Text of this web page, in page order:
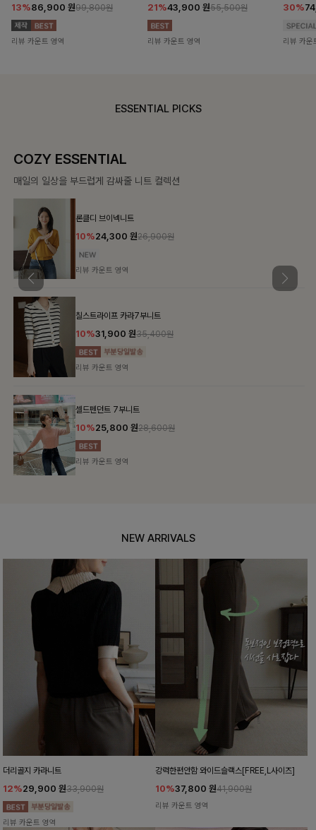
13%86,900 원99,800원
리뷰 카운트 영역
21%43,900 원55,500원
리뷰 카운트 영역
30%
리뷰 카운
ESSENTIAL PICKS
COZY ESSENTIAL
매일의 일상을 부드럽게 감싸줄 니트 컬렉션
론클디 브이넥니트
10%24,300 원26,900원
리뷰 카운트 영역
칠스트라이프 카라7부니트
10%31,900 원35,400원
리뷰 카운트 영역
셀드펜던트 7부니트
10%25,800 원28,600원
리뷰 카운트 영역
NEW ARRIVALS
더리골지 카라니트
12%29,900 원33,900원
리뷰 카운트 영역
강력한편안함 와이드슬랙스[FREE,L사이즈]
10%37,800 원41,900원
리뷰 카운트 영역